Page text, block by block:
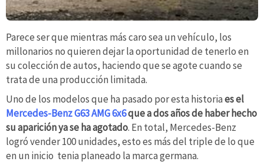
Parece ser que mientras más caro sea un vehículo, los
millonarios no quieren dejar la oportunidad de tenerlo en
su colección de autos, haciendo que se agote cuando se
trata de una producción limitada.
Uno de los modelos que ha pasado por esta historiaes el
Mercedes-Benz G63 AMG 6x6que a dos años de haber hecho
su aparición ya se ha agotado. En total, Mercedes-Benz
logró vender 100 unidades, esto es más del triple de lo que
en un inicio tenia planeado la marca germana.